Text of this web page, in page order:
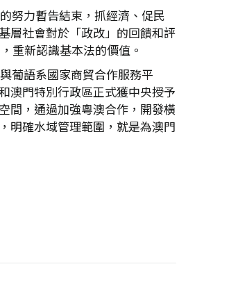
努力暫告結束，抓經濟、促民
層社會對於「政改」的回饋和評
重新認識基本法的價值。
葡語系國家商貿合作服務平
澳門特別行政區正式獲中央授予
間，通過加強粵澳合作，開發橫
明確水域管理範圍，就是為澳門